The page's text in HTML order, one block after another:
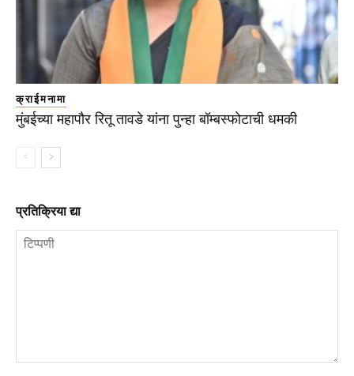
क्राईमनामा
मुंबईच्या महापौर रितू तावडे यांना पुन्हा बॉम्बस्फोटाची धमकी
प्रतिक्रिया द्या